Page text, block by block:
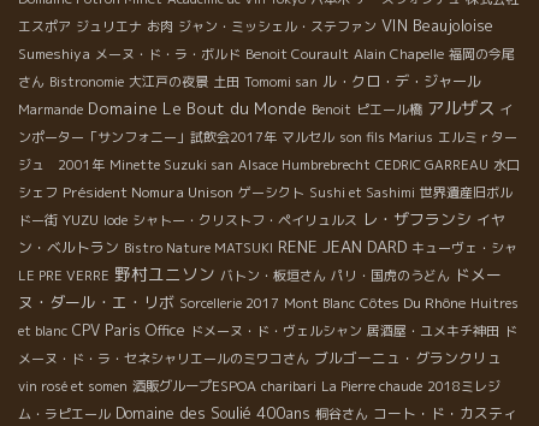
エスポア ジュリエナ お肉 ジャン・ミッシェル・ステファン VIN Beaujoloise
Sumeshiya メーヌ・ド・ラ・ボルド Benoit Courault Alain Chapelle 福岡の今尾
さん Bistronomie 大江戸の夜景 土田 Tomomi san ル・クロ・デ・ジャール
Marmande Domaine Le Bout du Monde Benoit ピエール橋 アルザス イ
ンポーター「サンフォニー」試飲会2017年 マルセル son fils Marius エルミｒター
ジュ 2001年 Minette Suzuki san Alsace Humbrebrecht CEDRIC GARREAU 水口
シェフ Président Nomura Unison ゲーシクト Sushi et Sashimi 世界遺産旧ボル
ドー街 YUZU Iode シャトー・クリストフ・ペイリュルス レ・ザフランシ イヤ
ン・ベルトラン Bistro Nature MATSUKI RENE JEAN DARD キューヴェ・シャ
LE PRE VERRE 野村ユニソン バトン・板垣さん パリ・国虎のうどん ドメー
ヌ・ダール・エ・リボ Sorcellerie 2017 Mont Blanc Côtes Du Rhône Huitres
et blanc CPV Paris Office ドメーヌ・ド・ヴェルシャン 居酒屋・ユメキチ神田 ド
メーヌ・ド・ラ・セネシャリエールのミワコさん ブルゴーニュ・グランクリュ
vin rosé et somen 酒販グループESPOA charibari La Pierre chaude 2018ミレジ
ム・ラピエール Domaine des Soulié 400ans 桐谷さん コート・ド・カスティ